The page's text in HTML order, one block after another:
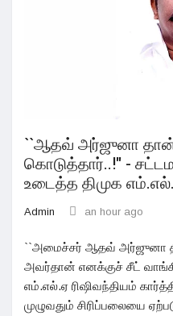
``ஆதவ் அர்ஜுனா
கொடுத்தார்..!" -
உடைத்த திமுக
Admin an hour ago
``அமைச்சர் ஆதவ் அர்ஜுனா
அவர்தான் எனக்குச் சீட்
எம்.எல்.ஏ ரிஷிவந்தியம்
முழுவதும் சிரிப்பலையை